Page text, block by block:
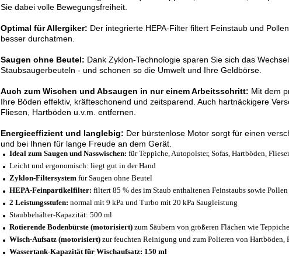
Sie dabei volle Bewegungsfreiheit.
Optimal für Allergiker: Der integrierte HEPA-Filter filtert Feinstaub und
besser durchatmen.
Saugen ohne Beutel: Dank Zyklon-Technologie sparen Sie sich das
Staubsaugerbeuteln - und schonen so die Umwelt und Ihre Geldbörse.
Auch zum Wischen und Absaugen in nur einem Arbeitsschritt: Mit dem
Ihre Böden effektiv, kräfteschonend und zeitsparend. Auch hartnäckigere
Fliesen, Hartböden u.v.m. entfernen.
Energieeffizient und langlebig: Der bürstenlose Motor sorgt für einen
und bei Ihnen für lange Freude an dem Gerät.
Ideal zum Saugen und Nasswischen: für Teppiche, Autopolster, Sofas, Hartböden,
Leicht und ergonomisch: liegt gut in der Hand
Zyklon-Filtersystem für Saugen ohne Beutel
HEPA-Feinpartikelfilter: filtert 85 % des im Staub enthaltenen Feinstaubs sowie Pollen
2 Leistungsstufen: normal mit 9 kPa und Turbo mit 20 kPa Saugleistung
Staubbehälter-Kapazität: 500 ml
Rotierende Bodenbürste (motorisiert) zum Säubern von größeren Flächen wie
Wisch-Aufsatz (motorisiert) zur feuchten Reinigung und zum Polieren von Hartböden,
Wassertank-Kapazität für Wischaufsatz: 150 ml